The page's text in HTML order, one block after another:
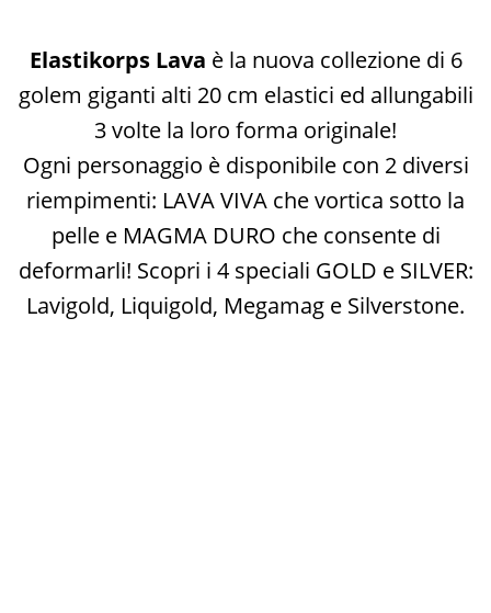
Elastikorps Lava è la nuova collezione di 6
golem giganti alti 20 cm elastici ed allungabili
3 volte la loro forma originale!
Ogni personaggio è disponibile con 2 diversi
riempimenti: LAVA VIVA che vortica sotto la
pelle e MAGMA DURO che consente di
deformarli! Scopri i 4 speciali GOLD e SILVER:
Lavigold, Liquigold, Megamag e Silverstone.